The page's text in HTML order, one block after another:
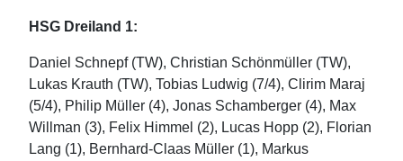
HSG Dreiland 1:
Daniel Schnepf (TW), Christian Schönmüller (TW),
Lukas Krauth (TW), Tobias Ludwig (7/4), Clirim Maraj
(5/4), Philip Müller (4), Jonas Schamberger (4), Max
Willman (3), Felix Himmel (2), Lucas Hopp (2), Florian
Lang (1), Bernhard-Claas Müller (1), Markus